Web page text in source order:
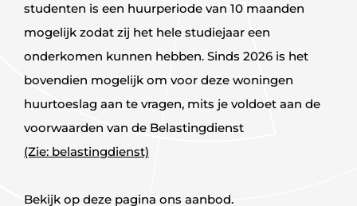
studenten is een huurperiode van 10 maanden
mogelijk zodat zij het hele studiejaar een
onderkomen kunnen hebben. Sinds 2026 is het
bovendien mogelijk om voor deze woningen
huurtoeslag aan te vragen, mits je voldoet aan de
voorwaarden van de Belastingdienst
(Zie: belastingdienst)
Bekijk op deze pagina ons aanbod.